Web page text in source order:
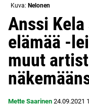
Kuva: Nelonen
Anssi
elämää -
muut
Mette Saarinen 24.09.2021